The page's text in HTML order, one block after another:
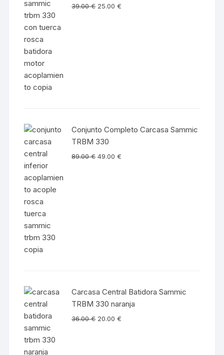
39.00€ 25.00€
Conjunto Completo Carcasa Sammic
TRBM 330
89.00€ 49.00€
Carcasa Central Batidora Sammic
TRBM 330 naranja
36.00€ 20.00€